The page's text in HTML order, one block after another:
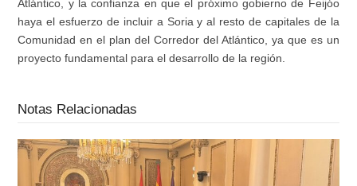
Atlántico, y la confianza en que el próximo gobierno de Feijóo
haya el esfuerzo de incluir a Soria y al resto de capitales de la
Comunidad en el plan del Corredor del Atlántico, ya que es un
proyecto fundamental para el desarrollo de la región.
Notas Relacionadas